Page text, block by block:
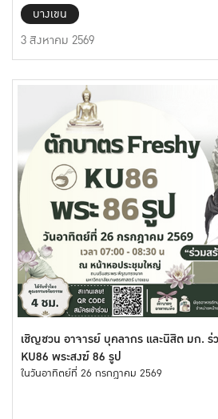
บางเขน
3 สิงหาคม 2569
เชิญชวน อาจารย์ บุคลากร และนิสิต มก.
KU86 พระสงฆ์ 86 รูป
ในวันอาทิตย์ที่ 26 กรกฎาคม 2569